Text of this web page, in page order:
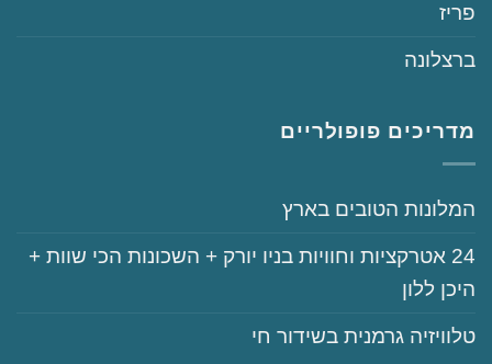
‏פריז
‏ברצלונה
מדריכים פופולריים
‏המלונות הטובים בארץ
‏‏24‏ אטרקציות וחוויות בניו יורק + השכונות הכי שוות +
היכן ללון
‏טלוויזיה גרמנית בשידור חי